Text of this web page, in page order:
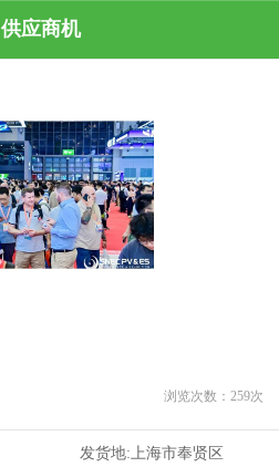
供应商机
浏览次数： 259次
发货地:上海市奉贤区